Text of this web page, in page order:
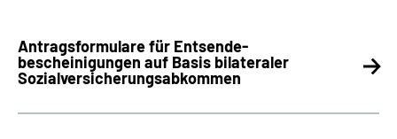
Antragsformulare für Entsende­
bescheinigungen auf Basis bilateraler
Sozialversicherungsabkommen